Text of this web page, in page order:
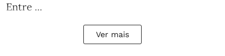
Entre ...
Ver mais